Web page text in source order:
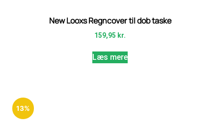
New Looxs Regncover til dob taske
159,95 kr.
Læs mere
13%